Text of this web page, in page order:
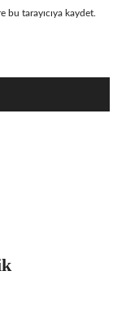
bu tarayıcıya kaydet.